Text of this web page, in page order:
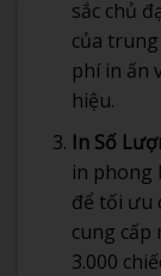
sắc chủ
của
phí in ấn
hiệu.
In Số
in phong
để tối ưu
cung cấp
3.000